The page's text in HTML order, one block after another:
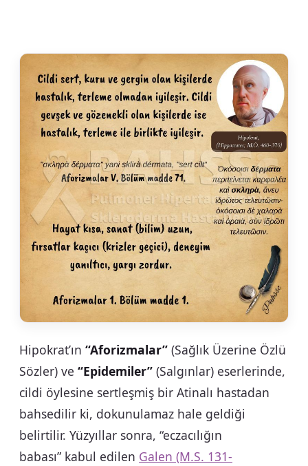
Hipokrat’ın “Aforizmalar” (Sağlık Üzerine Özlü
Sözler) ve “Epidemiler” (Salgınlar) eserlerinde,
cildi öylesine sertleşmiş bir Atinalı hastadan
bahsedilir ki, dokunulamaz hale geldiği
belirtilir. Yüzyıllar sonra, “eczacılığın
babası” kabul edilen Galen (M.S. 131-